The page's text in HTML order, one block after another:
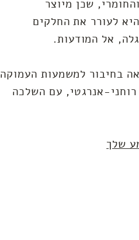
שכן מיוצר
לעורר את החלקים
אל המודעות.
שנים, אני רואה בחיבור למשמעות העמוקה
רוחני-אנרגטי, עם השלכה
שלך